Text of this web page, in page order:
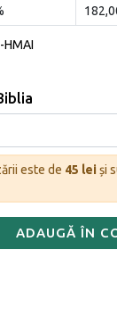
HMAI
este de 45 leiși
ADAUGĂ ÎN